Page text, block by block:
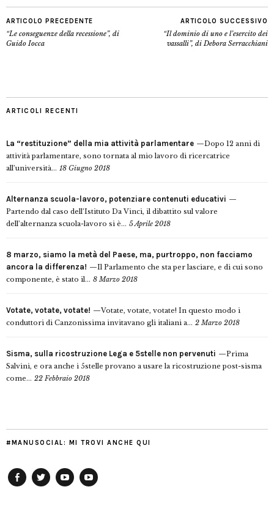
ARTICOLO PRECEDENTE
“Le conseguenze della recessione”, di
Guido Iocca
ARTICOLO SUCCESSIVO
“Il dominio di uno e l’esercito dei
vassalli”, di Debora Serracchiani
ARTICOLI RECENTI
La “restituzione” della mia attività parlamentare
Dopo 12 anni di
attività parlamentare, sono tornata al mio lavoro di ricercatrice
all’università... 18 Giugno 2018
Alternanza scuola-lavoro, potenziare contenuti educativi
Partendo dal caso dell’Istituto Da Vinci, il dibattito sul valore
dell’alternanza scuola-lavoro si è... 5 Aprile 2018
8 marzo, siamo la metà del Paese, ma, purtroppo, non facciamo
ancora la differenza!
Il Parlamento che sta per lasciare, e di cui sono
componente, è stato il... 8 Marzo 2018
Votate, votate, votate!
Votate, votate, votate! In questo modo i
conduttori di Canzonissima invitavano gli italiani a... 2 Marzo 2018
Sisma, sulla ricostruzione Lega e 5stelle non pervenuti
Prima
Salvini, e ora anche i 5stelle provano a usare la ricostruzione post-sisma
come... 22 Febbraio 2018
#MANUSOCIAL: MI TROVI ANCHE QUI